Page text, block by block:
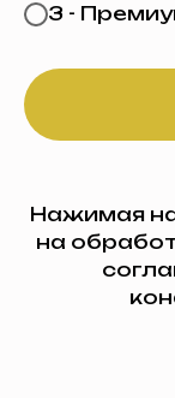
3 -
Нажимая
на